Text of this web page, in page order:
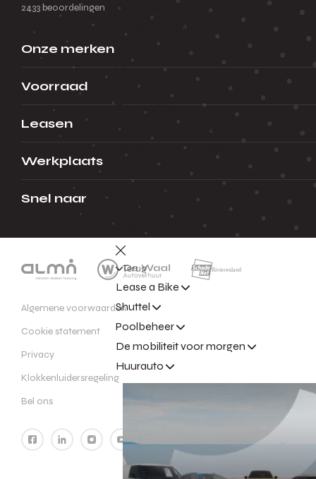
Financial lease
Terug
Lease a Bike
Shuttel
Poolbeheer
De mobiliteit voor morgen
Huurauto
2433 beoordelingen
Onze merken
Voorraad
Leasen
Werkplaats
Snel naar
Algemene voorwaarden
Cookie statement
Privacy
Klokkenluidersregeling
Bel ons